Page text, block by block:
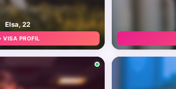
Elsa, 22
VISA PROFIL